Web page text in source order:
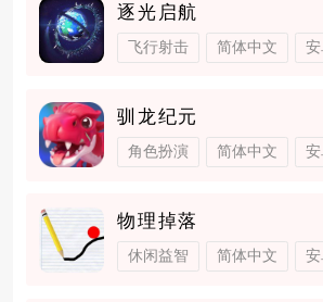
逐光启航
飞行射击 简体中文
驯龙纪元
角色扮演 简体中文
物理掉落
休闲益智 简体中文